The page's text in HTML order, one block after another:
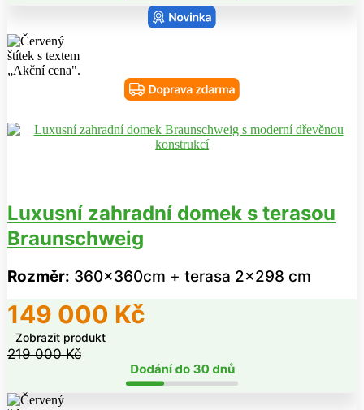
Luxusní zahradní domek s terasou
Braunschweig
Rozměr: 360x360cm + terasa 2x298 cm
149 000 Kč
Zobrazit produkt
219 000Kč